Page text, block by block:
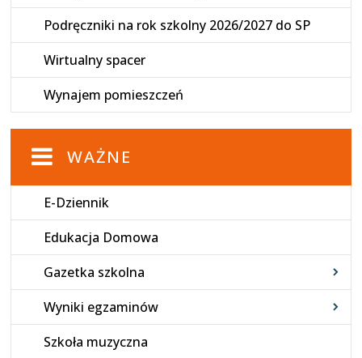
Podręczniki na rok szkolny 2026/2027 do SP
Wirtualny spacer
Wynajem pomieszczeń
WAŻNE
E-Dziennik
Edukacja Domowa
Gazetka szkolna
Wyniki egzaminów
Szkoła muzyczna